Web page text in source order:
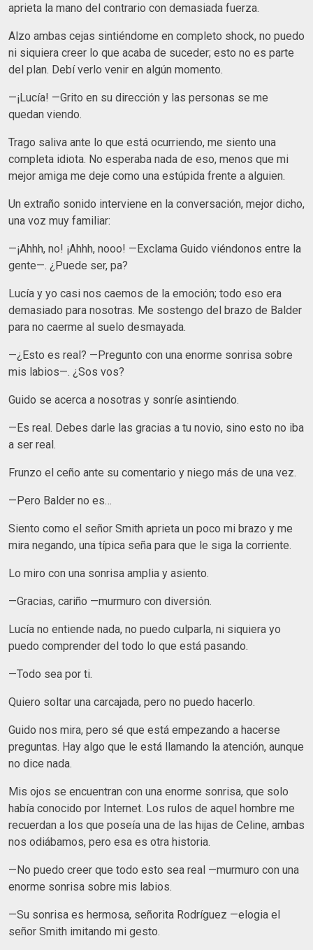
aprieta la mano del contrario con demasiada fuerza.
Alzo ambas cejas sintiéndome en completo shock, no puedo
ni siquiera creer lo que acaba de suceder; esto no es parte
del plan. Debí verlo venir en algún momento.
—¡Lucía! —Grito en su dirección y las personas se me
quedan viendo.
Trago saliva ante lo que está ocurriendo, me siento una
completa idiota. No esperaba nada de eso, menos que mi
mejor amiga me deje como una estúpida frente a alguien.
Un extraño sonido interviene en la conversación, mejor dicho,
una voz muy familiar:
—¡Ahhh, no! ¡Ahhh, nooo! —Exclama Guido viéndonos entre la
gente—. ¿Puede ser, pa?
Lucía y yo casi nos caemos de la emoción; todo eso era
demasiado para nosotras. Me sostengo del brazo de Balder
para no caerme al suelo desmayada.
—¿Esto es real? —Pregunto con una enorme sonrisa sobre
mis labios—. ¿Sos vos?
Guido se acerca a nosotras y sonríe asintiendo.
—Es real. Debes darle las gracias a tu novio, sino esto no iba
a ser real.
Frunzo el ceño ante su comentario y niego más de una vez.
—Pero Balder no es…
Siento como el señor Smith aprieta un poco mi brazo y me
mira negando, una típica seña para que le siga la corriente.
Lo miro con una sonrisa amplia y asiento.
—Gracias, cariño —murmuro con diversión.
Lucía no entiende nada, no puedo culparla, ni siquiera yo
puedo comprender del todo lo que está pasando.
—Todo sea por ti.
Quiero soltar una carcajada, pero no puedo hacerlo.
Guido nos mira, pero sé que está empezando a hacerse
preguntas. Hay algo que le está llamando la atención, aunque
no dice nada.
Mis ojos se encuentran con una enorme sonrisa, que solo
había conocido por Internet. Los rulos de aquel hombre me
recuerdan a los que poseía una de las hijas de Celine, ambas
nos odiábamos, pero esa es otra historia.
—No puedo creer que todo esto sea real —murmuro con una
enorme sonrisa sobre mis labios.
—Su sonrisa es hermosa, señorita Rodríguez —elogia el
señor Smith imitando mi gesto.